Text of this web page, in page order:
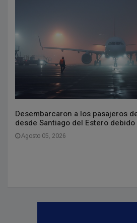
Desembarcaron a los pasajeros
desde Santiago del Estero
Agosto 05, 2026